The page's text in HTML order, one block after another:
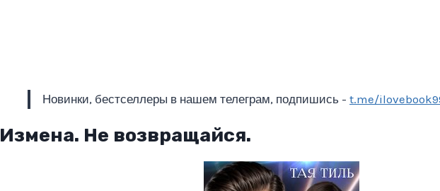
Новинки, бестселлеры в нашем телеграм, подпишись - t.me/
Измена. Не возвращайся.